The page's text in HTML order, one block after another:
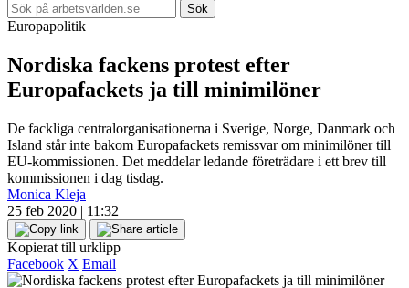
Sök
Europapolitik
Nordiska fackens protest efter
Europafackets ja till minimilöner
De fackliga centralorganisationerna i Sverige, Norge, Danmark och
Island står inte bakom Europafackets remissvar om minimilöner till
EU-kommissionen. Det meddelar ledande företrädare i ett brev till
kommissionen i dag tisdag.
Monica Kleja
25 feb 2020 | 11:32
Kopierat till urklipp
Facebook X Email